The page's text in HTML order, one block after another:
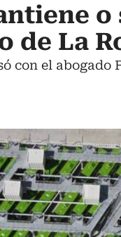
de La
con el abogado